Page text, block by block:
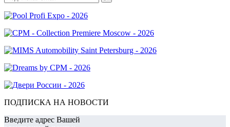
ПОДПИСКА НА НОВОСТИ
Введите адрес Вашей